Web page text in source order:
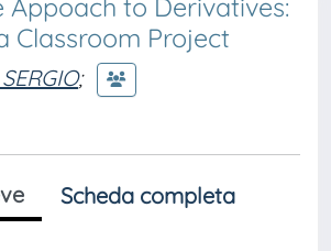
Appoach to Derivatives:
Classroom Project
;
Scheda completa